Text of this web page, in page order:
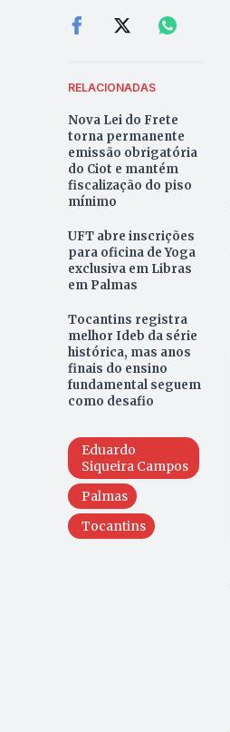
RELACIONADAS
Nova Lei do Frete
torna permanente
emissão obrigatória
do Ciot e mantém
fiscalização do piso
mínimo
UFT abre inscrições
para oficina de Yoga
exclusiva em Libras
em Palmas
Tocantins registra
melhor Ideb da série
histórica, mas anos
finais do ensino
fundamental seguem
como desafio
Eduardo
Siqueira Campos
Palmas
Tocantins